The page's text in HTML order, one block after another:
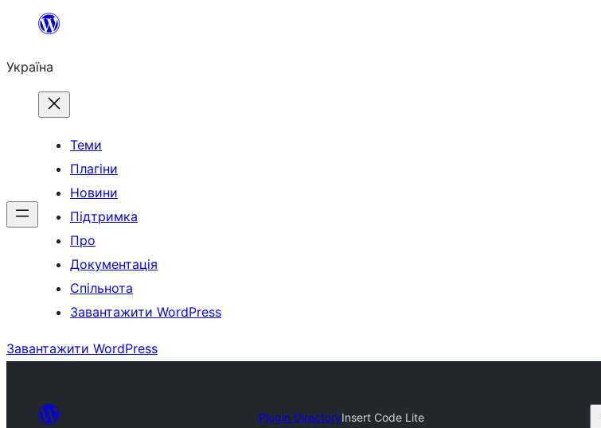
Перейти
вмісту
Україна
Теми
Плагіни
Новини
Підтримка
Про
Документація
Спільнота
Завантажити WordPress
Завантажити WordPress
Plugin DirectoryInsert Code Lite